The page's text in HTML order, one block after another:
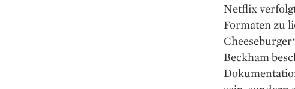
Netflix
Formaten zu
Beckham